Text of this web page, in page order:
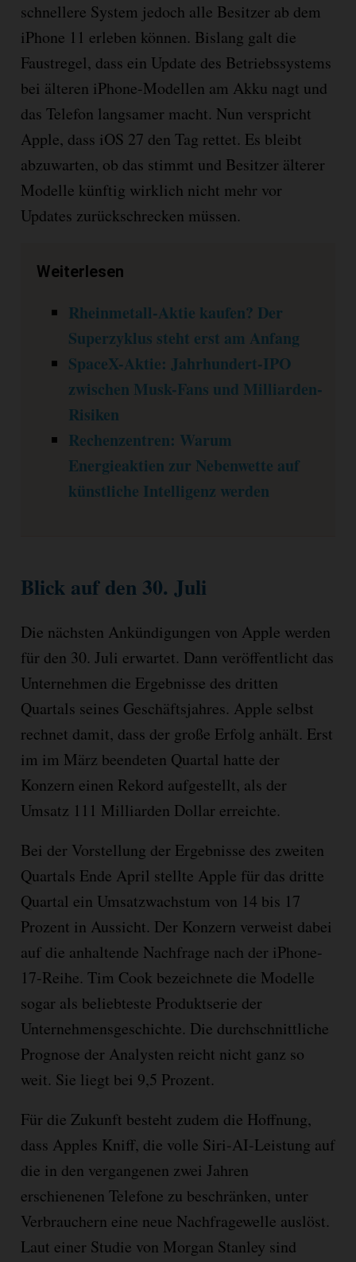
schnellere System jedoch alle Besitzer ab dem
iPhone 11 erleben können. Bislang galt die
Faustregel, dass ein Update des Betriebssystems
bei älteren iPhone-Modellen am Akku nagt und
das Telefon langsamer macht. Nun verspricht
Apple, dass iOS 27 den Tag rettet. Es bleibt
abzuwarten, ob das stimmt und Besitzer älterer
Modelle künftig wirklich nicht mehr vor
Updates zurückschrecken müssen.
Weiterlesen
Rheinmetall-Aktie kaufen? Der
Superzyklus steht erst am Anfang
SpaceX-Aktie: Jahrhundert-IPO
zwischen Musk-Fans und Milliarden-
Risiken
Rechenzentren: Warum
Energieaktien zur Nebenwette auf
künstliche Intelligenz werden
Blick auf den 30. Juli
Die nächsten Ankündigungen von Apple werden
für den 30. Juli erwartet. Dann veröffentlicht das
Unternehmen die Ergebnisse des dritten
Quartals seines Geschäftsjahres. Apple selbst
rechnet damit, dass der große Erfolg anhält. Erst
im im März beendeten Quartal hatte der
Konzern einen Rekord aufgestellt, als der
Umsatz 111 Milliarden Dollar erreichte.
Bei der Vorstellung der Ergebnisse des zweiten
Quartals Ende April stellte Apple für das dritte
Quartal ein Umsatzwachstum von 14 bis 17
Prozent in Aussicht. Der Konzern verweist dabei
auf die anhaltende Nachfrage nach der iPhone-
17-Reihe. Tim Cook bezeichnete die Modelle
sogar als beliebteste Produktserie der
Unternehmensgeschichte. Die durchschnittliche
Prognose der Analysten reicht nicht ganz so
weit. Sie liegt bei 9,5 Prozent.
Für die Zukunft besteht zudem die Hoffnung,
dass Apples Kniff, die volle Siri-AI-Leistung auf
die in den vergangenen zwei Jahren
erschienenen Telefone zu beschränken, unter
Verbrauchern eine neue Nachfragewelle auslöst.
Laut einer Studie von Morgan Stanley sind